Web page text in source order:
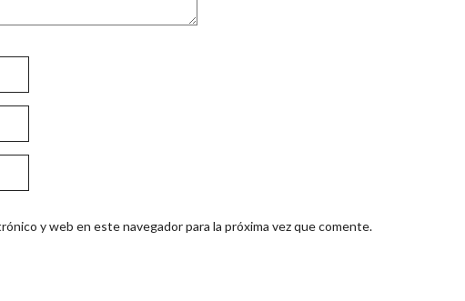
y web en este navegador para la próxima vez que comente.